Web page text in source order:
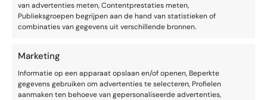
van advertenties meten, Contentprestaties meten,
Publieksgroepen begrijpen aan de hand van statistieken of
combinaties van gegevens uit verschillende bronnen.
Marketing
Informatie op een apparaat opslaan en/of openen, Beperkte
gegevens gebruiken om advertenties te selecteren, Profielen
aanmaken ten behoeve van gepersonaliseerde advertenties,